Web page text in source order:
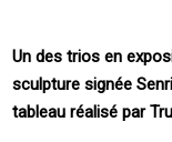
Un des trios en
sculpture signée
tableau réalisé par